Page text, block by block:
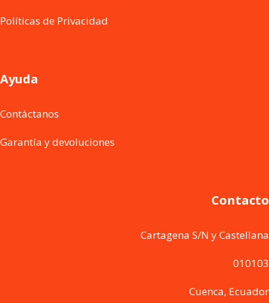
Políticas de Privacidad
Ayuda
Contáctanos
Garantía y devoluciones
Contacto
Cartagena S/N y Castellana
010103
Cuenca, Ecuador